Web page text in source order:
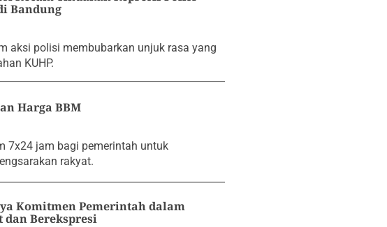
Bandung
aksi polisi membubarkan unjuk rasa yang
KUHP.
Harga BBM
7x24 jam bagi pemerintah untuk
rakyat.
Komitmen Pemerintah dalam
dan Berekspresi